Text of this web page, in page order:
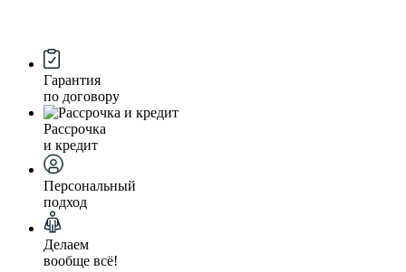
Гарантия
по договору
Рассрочка
и кредит
Персональный
подход
Делаем
вообще всё!